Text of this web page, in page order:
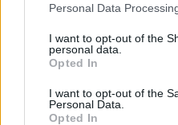
Personal Data
I want to opt-out of the
personal data.
Opted In
I want to opt-out of the
Personal Data.
Opted In
Gal dar ir būčiau
mėnesį ėmė stipriau
pagalvojau, kad jei
kreipiausi į